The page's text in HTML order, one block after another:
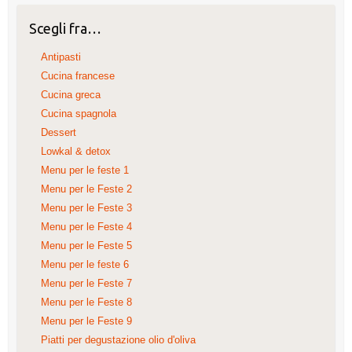
Scegli fra…
Antipasti
Cucina francese
Cucina greca
Cucina spagnola
Dessert
Lowkal & detox
Menu per le feste 1
Menu per le Feste 2
Menu per le Feste 3
Menu per le Feste 4
Menu per le Feste 5
Menu per le feste 6
Menu per le Feste 7
Menu per le Feste 8
Menu per le Feste 9
Piatti per degustazione olio d'oliva